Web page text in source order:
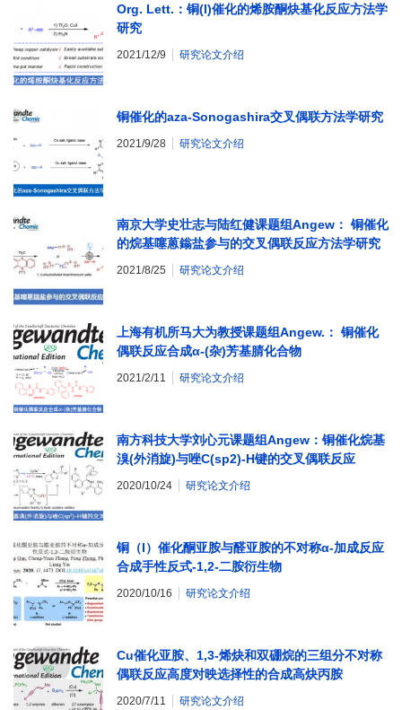
Org. Lett.：铜(I)催化的烯胺酮炔基化反应方法学
研究
2021/12/9 研究论文介绍
铜催化的aza-Sonogashira交叉偶联方法学研究
2021/9/28 研究论文介绍
南京大学史壮志与陆红健课题组Angew： 铜催化
的烷基噻蒽鎓盐参与的交叉偶联反应方法学研究
2021/8/25 研究论文介绍
上海有机所马大为教授课题组Angew.： 铜催化
偶联反应合成α-(杂)芳基腈化合物
2021/2/11 研究论文介绍
南方科技大学刘心元课题组Angew：铜催化烷基
溴(外消旋)与唑C(sp2)-H键的交叉偶联反应
2020/10/24 研究论文介绍
铜（I）催化酮亚胺与醛亚胺的不对称α-加成反应
合成手性反式-1,2-二胺衍生物
2020/10/16 研究论文介绍
Cu催化亚胺、1,3-烯炔和双硼烷的三组分不对称
偶联反应高度对映选择性的合成高炔丙胺
2020/7/11 研究论文介绍